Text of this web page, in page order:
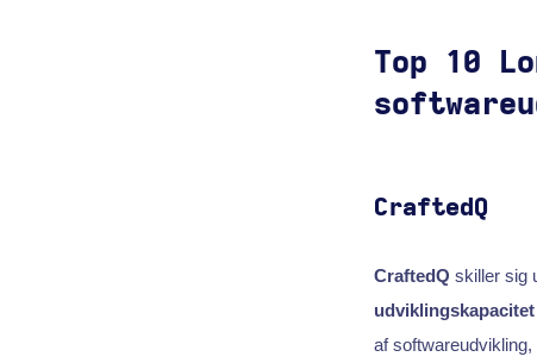
Top 10
CraftedQ
CraftedQ skiller sig
udviklingskapacitet
af